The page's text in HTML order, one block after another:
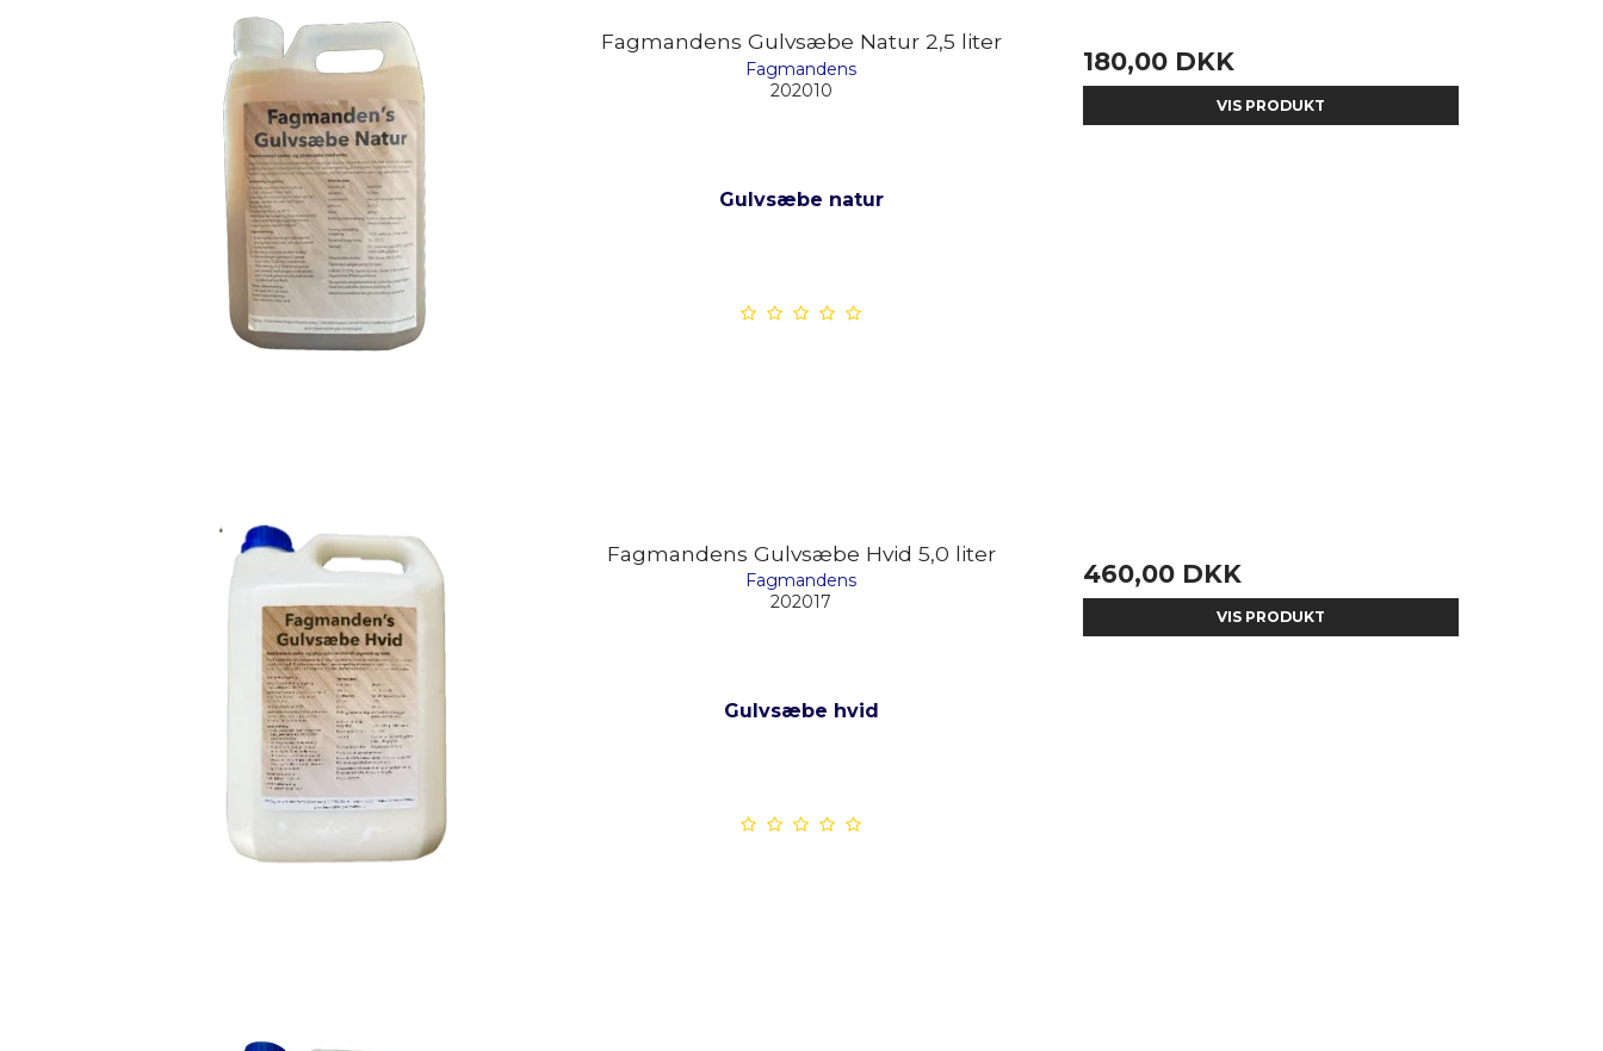
Fagmandens Gulvsæbe Natur 2,5 liter
Fagmandens
202010
Gulvsæbe natur
180,00 DKK
VIS PRODUKT
Fagmandens Gulvsæbe Hvid 5,0 liter
Fagmandens
202017
Gulvsæbe hvid
460,00 DKK
VIS PRODUKT